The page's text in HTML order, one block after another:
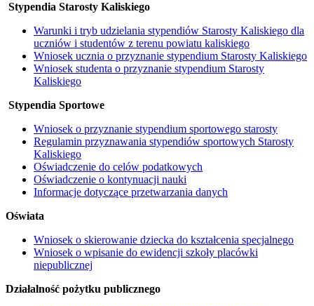
Stypendia Starosty Kaliskiego
Warunki i tryb udzielania stypendiów Starosty Kaliskiego dla
uczniów i studentów z terenu powiatu kaliskiego
Wniosek ucznia o przyznanie stypendium Starosty Kaliskiego
Wniosek studenta o przyznanie stypendium Starosty
Kaliskiego
Stypendia Sportowe
Wniosek o przyznanie stypendium sportowego starosty
Regulamin przyznawania stypendiów sportowych Starosty
Kaliskiego
Oświadczenie do celów podatkowych
Oświadczenie o kontynuacji nauki
Informacje dotyczące przetwarzania danych
Oświata
Wniosek o skierowanie dziecka do kształcenia specjalnego
Wniosek o wpisanie do ewidencji szkoły placówki
niepublicznej
Działalność pożytku publicznego